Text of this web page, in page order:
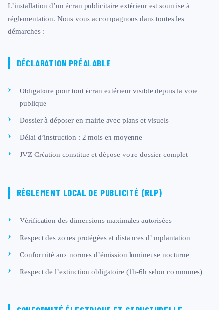
L’installation d’un écran publicitaire extérieur est soumise à
réglementation. Nous vous accompagnons dans toutes les
démarches :
DÉCLARATION PRÉALABLE
Obligatoire pour tout écran extérieur visible depuis la voie
publique
Dossier à déposer en mairie avec plans et visuels
Délai d’instruction : 2 mois en moyenne
JVZ Création constitue et dépose votre dossier complet
RÈGLEMENT LOCAL DE PUBLICITÉ (RLP)
Vérification des dimensions maximales autorisées
Respect des zones protégées et distances d’implantation
Conformité aux normes d’émission lumineuse nocturne
Respect de l’extinction obligatoire (1h-6h selon communes)